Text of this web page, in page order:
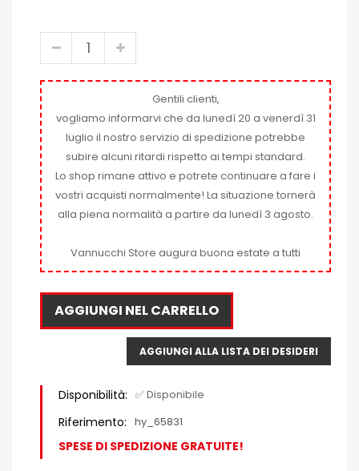
Gentili clienti,
vogliamo informarvi che da lunedì 20 a venerdì 31
luglio il nostro servizio di spedizione potrebbe
subire alcuni ritardi rispetto ai tempi standard.
Lo shop rimane attivo e potrete continuare a fare i
vostri acquisti normalmente! La situazione tornerà
alla piena normalità a partire da lunedì 3 agosto.
Vannucchi Store augura buona estate a tutti
AGGIUNGI NEL CARRELLO
AGGIUNGI ALLA LISTA DEI DESIDERI
Disponibilità: ✅ Disponibile
Riferimento: hy_65831
SPESE DI SPEDIZIONE GRATUITE!